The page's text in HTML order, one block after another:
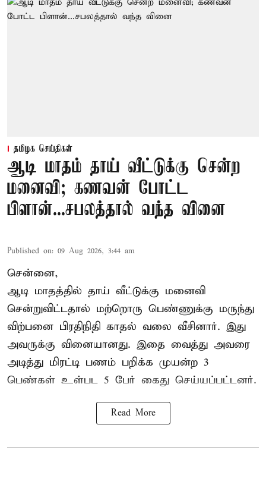
தமிழக செய்திகள்
ஆடி மாதம் தாய் வீட்டுக்கு சென்ற
மனைவி; கணவன் போட்ட
பிளான்...சபலத்தால் வந்த வினை
Published on: 09 Aug 2026, 3:44 am
சென்னை,
ஆடி மாதத்தில் தாய் வீட்டுக்கு மனைவி
சென்றுவிட்டதால் மற்றொரு பெண்ணுக்கு மருந்து
விற்பனை பிரதிநிதி காதல் வலை வீசினார். இது
அவருக்கு வினையானது. இதை வைத்து அவரை
அடித்து மிரட்டி பணம் பறிக்க முயன்ற 3
பெண்கள் உள்பட 5 பேர் கைது செய்யப்பட்டனர்.
Read More